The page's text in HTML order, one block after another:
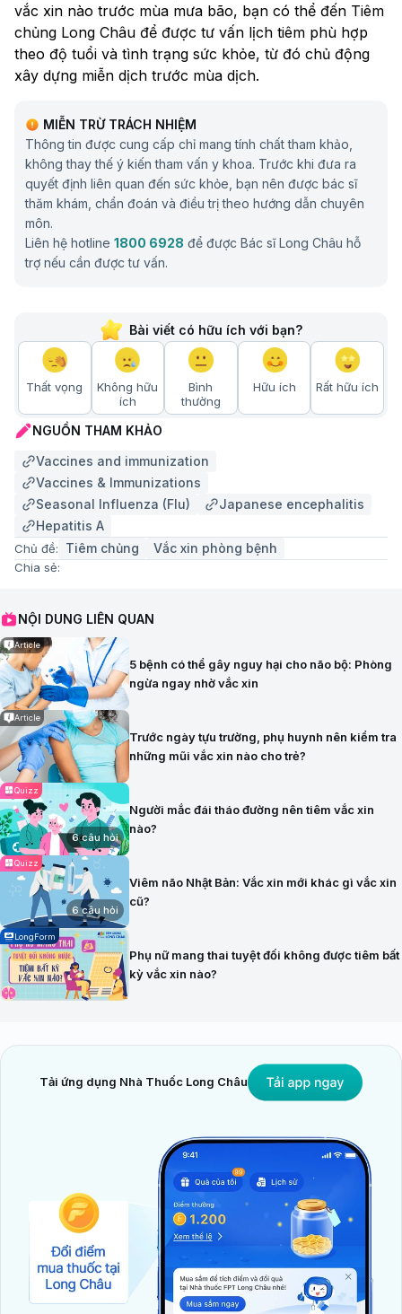
vắc xin nào trước mùa mưa bão, bạn có thể đến Tiêm
chủng Long Châu để được tư vấn lịch tiêm phù hợp
theo độ tuổi và tình trạng sức khỏe, từ đó chủ động
xây dựng miễn dịch trước mùa dịch.
MIỄN TRỪ TRÁCH NHIỆM
Thông tin được cung cấp chỉ mang tính chất tham khảo,
không thay thế ý kiến tham vấn y khoa. Trước khi đưa ra
quyết định liên quan đến sức khỏe, bạn nên được bác sĩ
thăm khám, chẩn đoán và điều trị theo hướng dẫn chuyên
môn.
Liên hệ hotline 1800 6928 để được Bác sĩ Long Châu hỗ
trợ nếu cần được tư vấn.
Bài viết có hữu ích với bạn?
Thất vọng
Không hữu
ích
Bình
thường
Hữu ích Rất hữu ích
NGUỒN THAM KHẢO
Vaccines and immunization
Vaccines & Immunizations
Seasonal Influenza (Flu)
Japanese encephalitis
Hepatitis A
Chủ đề: Tiêm chủng Vắc xin phòng bệnh
Chia sẻ:
NỘI DUNG LIÊN QUAN
Article
5 bệnh có thể gây nguy hại cho não bộ: Phòng
ngừa ngay nhờ vắc xin
Article
Trước ngày tựu trường, phụ huynh nên kiểm tra
những mũi vắc xin nào cho trẻ?
Quizz
6 câu hỏi
Người mắc đái tháo đường nên tiêm vắc xin
nào?
Quizz
6 câu hỏi
Viêm não Nhật Bản: Vắc xin mới khác gì vắc xin
cũ?
LongForm
Phụ nữ mang thai tuyệt đối không được tiêm bất
kỳ vắc xin nào?
Tải ứng dụng Nhà Thuốc Long Châu